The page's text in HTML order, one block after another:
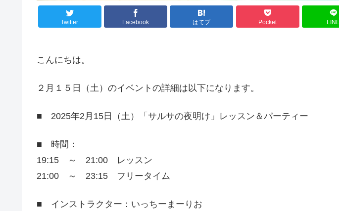
Twitter Facebook はてブ Pocket
こんにちは。
２月１５日（土）のイベントの詳細は以下になります。
■ 2025年2月15日（土）「サルサの夜明け」レッスン＆パーティー
■ 時間：
19:15 ～ 21:00 レッスン
21:00 ～ 23:15 フリータイム
■ インストラクター：いっちーまーりお